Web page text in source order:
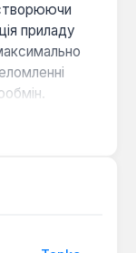
приладу